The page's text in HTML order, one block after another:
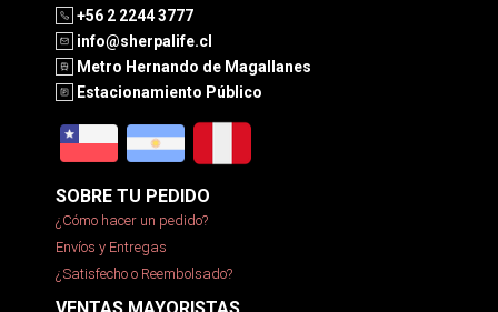
+56 2 2244 3777
info@sherpalife.cl
Metro Hernando de Magallanes
Estacionamiento Público
SOBRE TU PEDIDO
¿Cómo hacer un pedido?
Envíos y Entregas
¿Satisfecho o Reembolsado?